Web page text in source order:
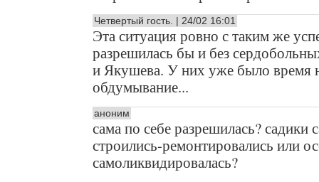
Четвертый гость. | 24/02 16:01
Эта ситуация ровно с таким же
разрешилась бы и без
и Якушева. У них уже было время
обдумывание...
аноним
сама по себе разрешилась? садики
строились-ремонтировались или
самоликвидировалась?